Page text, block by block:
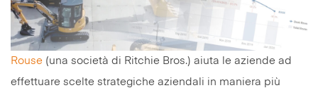
Rouse (una società di Ritchie Bros.) aiuta le aziende ad
effettuare scelte strategiche aziendali in maniera più